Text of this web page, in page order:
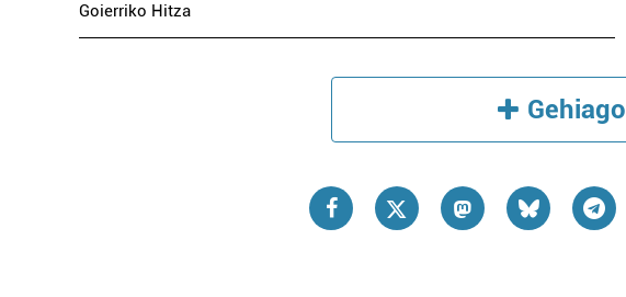
Goierriko Hitza
Gehiago